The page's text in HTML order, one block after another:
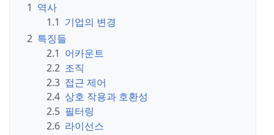
1 역사
1.1 기업의 변경
2 특징들
2.1 어카운트
2.2 조직
2.3 접근 제어
2.4 상호 작용과 호환성
2.5 필터링
2.6 라이선스